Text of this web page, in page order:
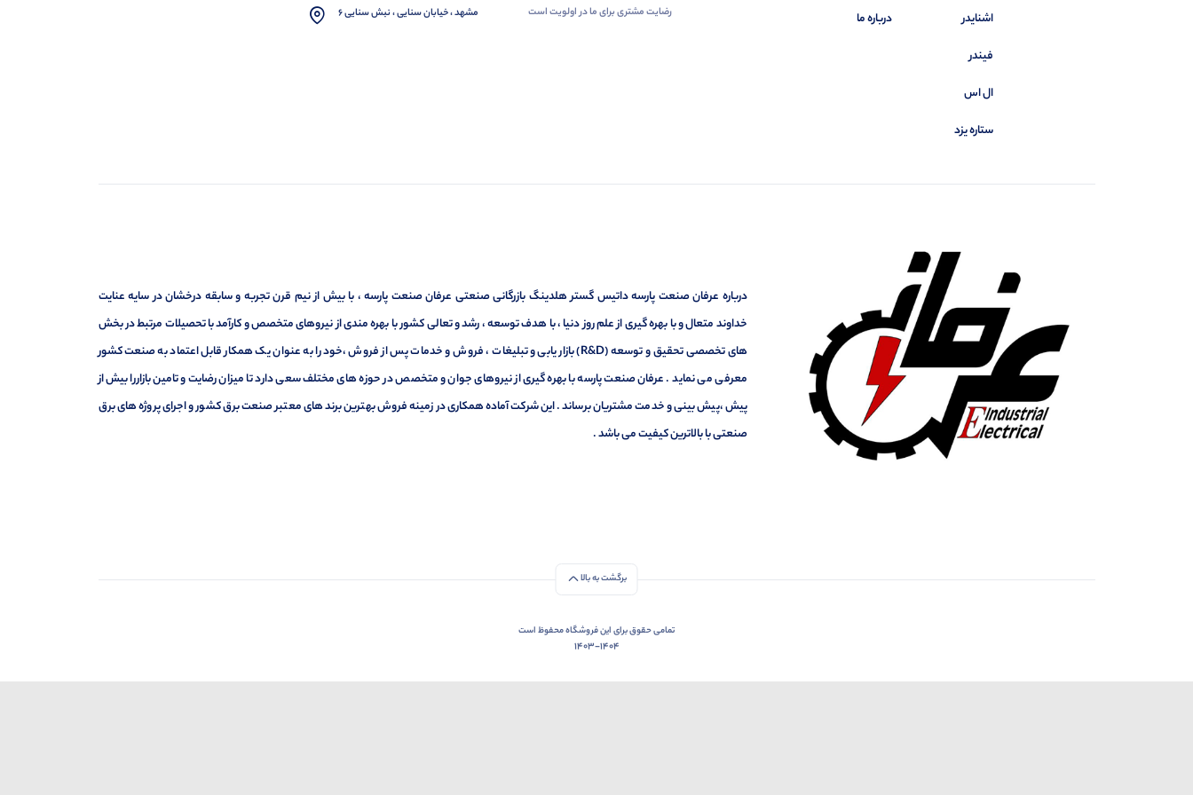
اشنایدر
فیندر
ال اس
ستاره یزد
درباره ما
رضایت مشتری برای ما در اولویت است
مشهد ، خیابان سنایی ، نبش سنایی 6
درباره عرفان صنعت پارسه داتیس گستر هلدینگ بازرگانی صنعتی عرفان صنعت پارسه ، با بیش از نیم قرن تجربه و سابقه درخشان در سایه عنایت
خداوند متعال و با بهره گیری از علم روز دنیا ، با هدف توسعه ، رشد و تعالی کشور با بهره مندی از نیروهای متخصص و کارآمد با تحصیلات مرتبط در بخش
های تخصصی تحقیق و توسعه (R&D) بازار یابی و تبلیغات ، فروش و خدمات پس از فروش ،خود را به عنوان یک همکار قابل اعتماد به صنعت کشور
معرفی می نماید . عرفان صنعت پارسه با بهره گیری از نیروهای جوان و متخصص در حوزه های مختلف سعی دارد تا میزان رضایت و تامین بازاررا بیش از
پیش ،پیش بینی و خدمت مشتریان برساند . این شرکت آماده همکاری در زمینه فروش بهترین برند های معتبر صنعت برق کشور و اجرای پروژه های برق
صنعتی با بالاترین کیفیت می باشد .
برگشت به بالا
تمامی حقوق برای این فروشگاه محفوظ است
1403-1404